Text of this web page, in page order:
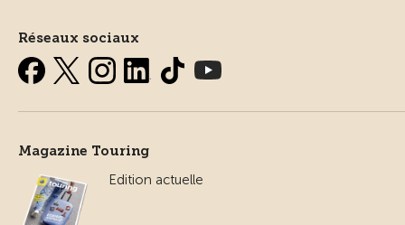
Réseaux sociaux
Magazine Touring
Edition actuelle